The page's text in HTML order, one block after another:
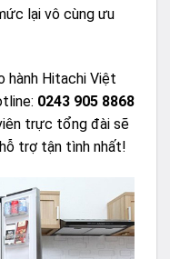
lại vô cùng ưu
hành Hitachi Việt
0243 905 8868
trực tổng đài sẽ
trợ tận tình nhất!